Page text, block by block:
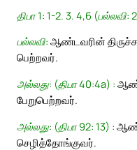
திபா 1: 1-2. 3. 4,6 (பல்லவி:
பல்லவி: ஆண்டவரின்
பெற்றவர்.
அல்லது: (திபா 40:4a) :
பேறுபெற்றவர்.
அல்லது: (திபா 92: 13) :
செழித்தோங்குவர்.